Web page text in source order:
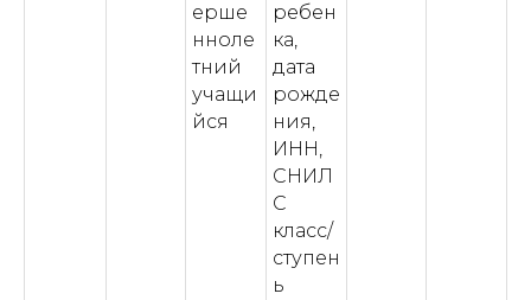
ерше
нноле
тний
учащи
йся
ребен
ка,
дата
рожде
ния,
ИНН,
СНИЛ
С
класс/
ступен
ь